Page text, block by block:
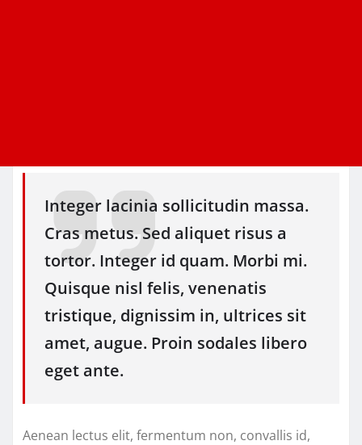
Integer lacinia sollicitudin massa.
Cras metus. Sed aliquet risus a
tortor. Integer id quam. Morbi mi.
Quisque nisl felis, venenatis
tristique, dignissim in, ultrices sit
amet, augue. Proin sodales libero
eget ante.
Aenean lectus elit, fermentum non, convallis id,